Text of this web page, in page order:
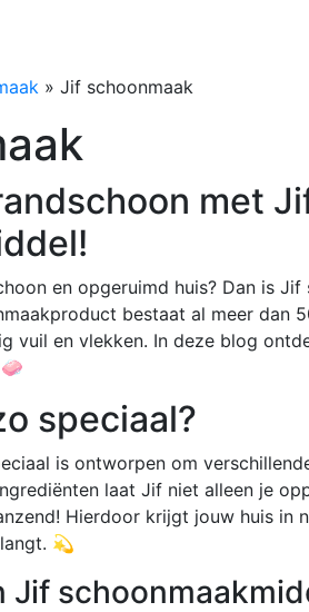
» Jif schoonmaak
met
en opgeruimd huis? Dan is
bestaat al meer dan
vuil en vlekken. In deze blog
speciaal?
is ontworpen om
laat Jif niet alleen je
Hierdoor krijgt jouw huis in
💫
Jif